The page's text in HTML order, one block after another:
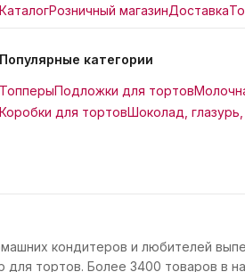
КаталогРозничный магазинДоставка
Популярные категории
ТопперыПодложки для тортов
Коробки для тортовШоколад, глазурь,
кондитеров и любителей
тортов. Более 3400 товаров в